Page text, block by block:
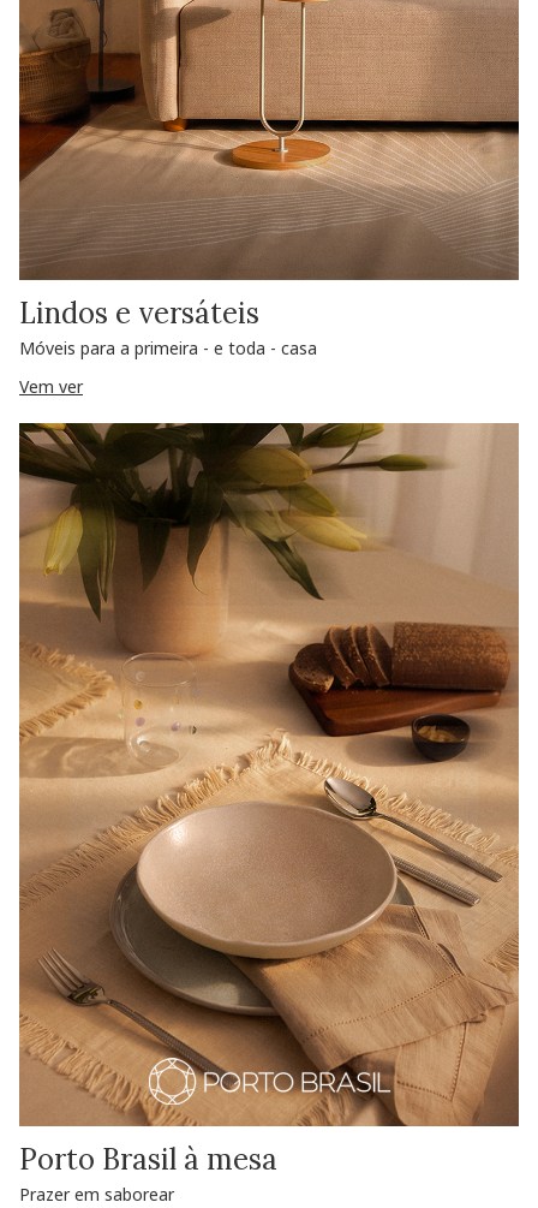
Lindos e versáteis
Móveis para a primeira - e toda - casa
Vem ver
Porto Brasil à mesa
Prazer em saborear